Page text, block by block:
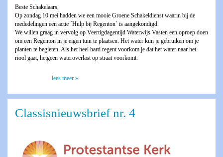
Beste Schakelaars,
Op zondag 10 mei hadden we een mooie Groene Schakeldienst waarin bij de
mededelingen een actie ´Hulp bij Regenton´ is aangekondigd.
We willen graag in vervolg op Veertigdagentijd Waterwijs Vasten een oproep doen
om een Regenton in je eigen tuin te plaatsen. Het water kun je gebruiken om je
planten te begieten. Als het heel hard regent voorkom je dat het water naar het
riool gaat, hetgeen wateroverlast op straat voorkomt.
lees meer »
Classisnieuwsbrief nr. 4